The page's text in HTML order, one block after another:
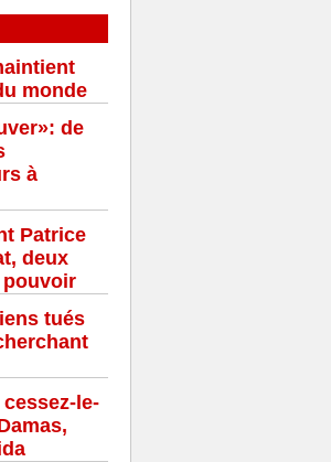
monde
de
à
Patrice
deux
pouvoir
tués
le-